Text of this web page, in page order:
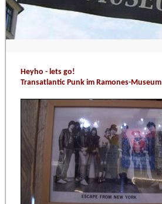
Heyho - lets go!
Transatlantic Punk im Ramones-Museum